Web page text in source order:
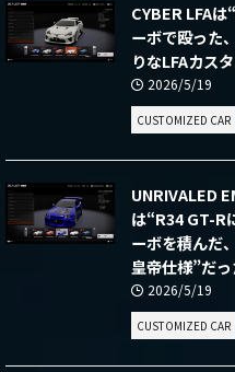
CYBER LFA
ーボで殴った
りなLFAカス
2026/5/19
CUSTOMIZED CAR
UNRIVALED
は“R34 GT-R
ーボを積んだ
皇帝仕様”だっ
2026/5/19
CUSTOMIZED CAR